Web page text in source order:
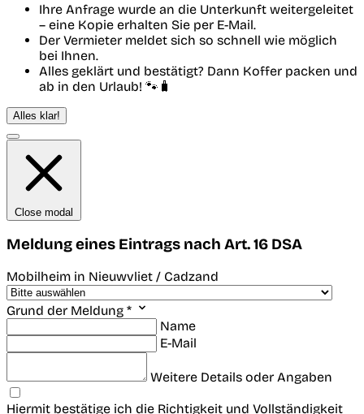
Ihre Anfrage wurde an die Unterkunft weitergeleitet
– eine Kopie erhalten Sie per E-Mail.
Der Vermieter meldet sich so schnell wie möglich
bei Ihnen.
Alles geklärt und bestätigt? Dann Koffer packen und
ab in den Urlaub! 🐾🧳
Alles klar!
Close modal
Meldung eines Eintrags nach Art. 16 DSA
Mobilheim in Nieuwvliet / Cadzand
Grund der Meldung *
Name
E-Mail
Weitere Details oder Angaben
Hiermit bestätige ich die Richtigkeit und Vollständigkeit